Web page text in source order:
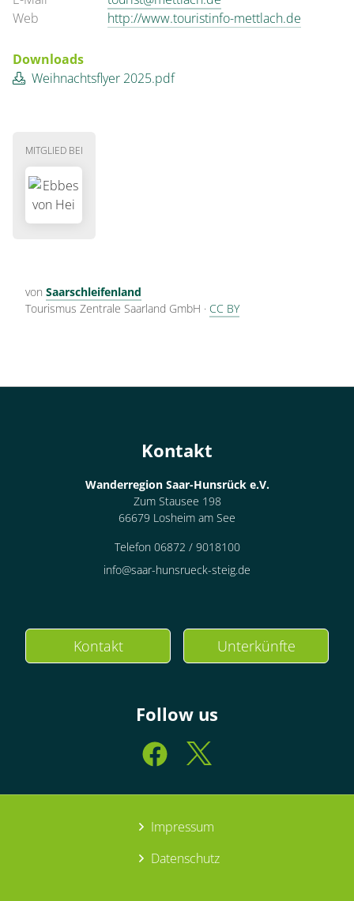
Web
http://www.touristinfo-mettlach.de
Downloads
Weihnachtsflyer 2025.pdf
MITGLIED BEI
von Saarschleifenland
Tourismus Zentrale Saarland GmbH · CC BY
Kontakt
Wanderregion Saar-Hunsrück e.V.
Zum Stausee 198
66679 Losheim am See
Telefon 06872 / 9018100
info@saar-hunsrueck-steig.de
Kontakt Unterkünfte
Follow us
Impressum
Datenschutz